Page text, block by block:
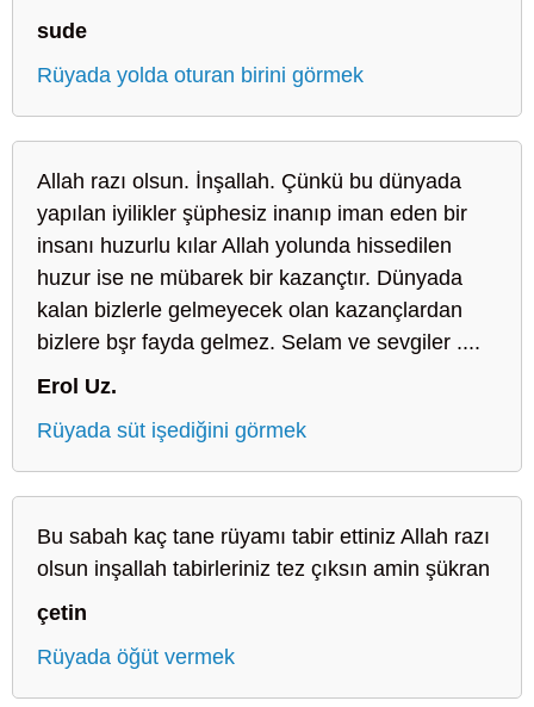
sude
Rüyada yolda oturan birini görmek
Allah razı olsun. İnşallah. Çünkü bu dünyada
yapılan iyilikler şüphesiz inanıp iman eden bir
insanı huzurlu kılar Allah yolunda hissedilen
huzur ise ne mübarek bir kazançtır. Dünyada
kalan bizlerle gelmeyecek olan kazançlardan
bizlere bşr fayda gelmez. Selam ve sevgiler ....
Erol Uz.
Rüyada süt işediğini görmek
Bu sabah kaç tane rüyamı tabir ettiniz Allah razı
olsun inşallah tabirleriniz tez çıksın amin şükran
çetin
Rüyada öğüt vermek